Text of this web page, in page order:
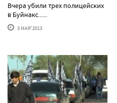
Вчера убили трех полицейских
в Буйнакс......
3 МАЯ'2013